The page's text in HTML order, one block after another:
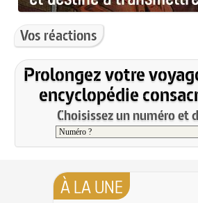
Vos réactions
Prolongez votre
encyclopédie
Choisissez un numéro et
À LA UNE